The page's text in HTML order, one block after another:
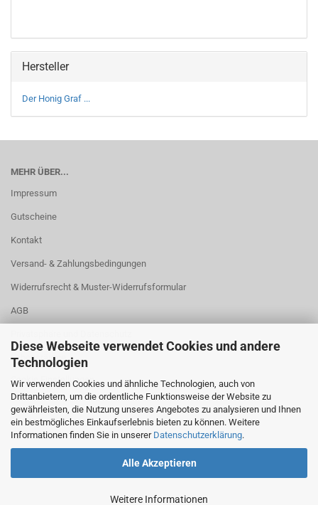
Diese Webseite verwendet Cookies und andere
Technologien
Wir verwenden Cookies und ähnliche Technologien, auch von
Drittanbietern, um die ordentliche Funktionsweise der Website zu
gewährleisten, die Nutzung unseres Angebotes zu analysieren und Ihnen
ein bestmögliches Einkaufserlebnis bieten zu können. Weitere
Informationen finden Sie in unserer Datenschutzerklärung.
Alle Akzeptieren
Weitere Informationen
Hersteller
Der Honig Graf ...
MEHR ÜBER...
Impressum
Gutscheine
Kontakt
Versand- & Zahlungsbedingungen
Widerrufsrecht & Muster-Widerrufsformular
AGB
Lebensräume
Cookie Einstellungen